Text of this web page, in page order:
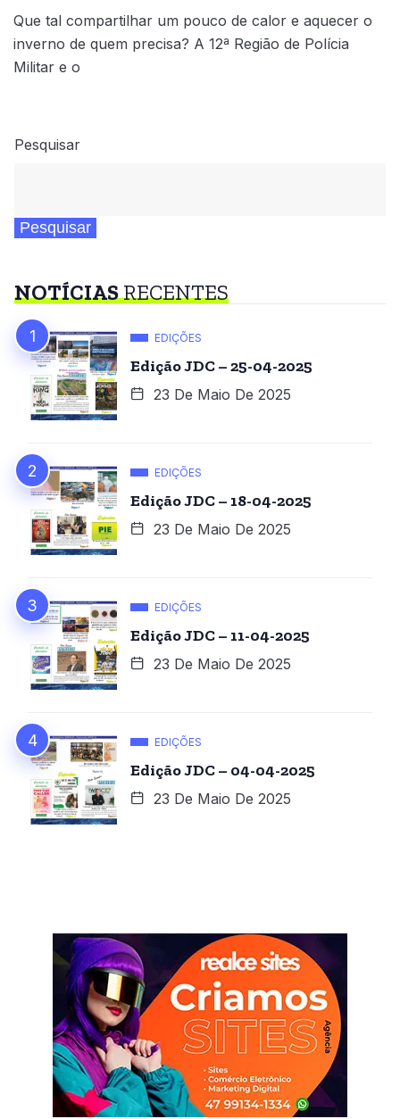
Que tal compartilhar um pouco de calor e aquecer o
inverno de quem precisa? A 12ª Região de Polícia
Militar e o
Pesquisar
Pesquisar
NOTÍCIASRECENTES
EDIÇÕES
Edição JDC – 25-04-2025
23 De Maio De 2025
EDIÇÕES
Edição JDC – 18-04-2025
23 De Maio De 2025
EDIÇÕES
Edição JDC – 11-04-2025
23 De Maio De 2025
EDIÇÕES
Edição JDC – 04-04-2025
23 De Maio De 2025